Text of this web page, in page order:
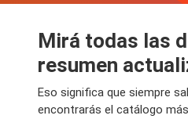
Mirá todas las
resumen
Eso significa que siempre
encontrarás el catálogo